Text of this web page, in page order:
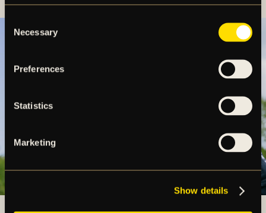
Consent
Selection
Necessary
Preferences
Statistics
Marketing
Show details